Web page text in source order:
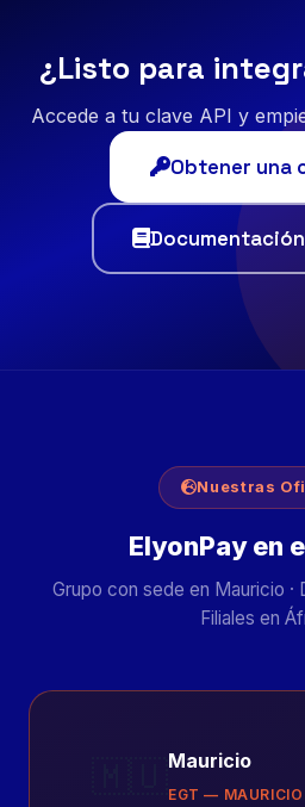
¿Listo para
Accede a tu clave API y
Obtener una
Nuestras
ElyonPay en
Grupo con sede en Mauricio ·
Filiales en
Mauricio
EGT — MAURICIO